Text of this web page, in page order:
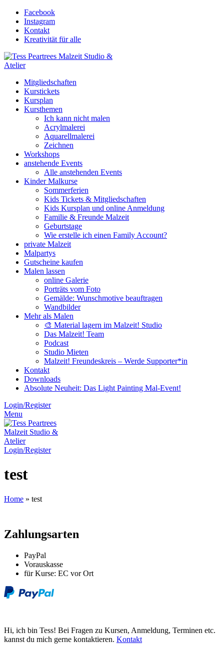
Facebook
Instagram
Kontakt
Kreativität für alle
Mitgliedschaften
Kurstickets
Kursplan
Kursthemen
Ich kann nicht malen
Acrylmalerei
Aquarellmalerei
Zeichnen
Workshops
anstehende Events
Alle anstehenden Events
Kinder Malkurse
Sommerferien
Kids Tickets & Mitgliedschaften
Kids Kursplan und online Anmeldung
Familie & Freunde Malzeit
Geburtstage
Wie erstelle ich einen Family Account?
private Malzeit
Malpartys
Gutscheine kaufen
Malen lassen
online Galerie
Porträts vom Foto
Gemälde: Wunschmotive beauftragen
Wandbilder
Mehr als Malen
🎨 Material lagern im Malzeit! Studio
Das Malzeit! Team
Podcast
Studio Mieten
Malzeit! Freundeskreis – Werde Supporter*in
Kontakt
Downloads
Absolute Neuheit: Das Light Painting Mal-Event!
Login/Register
Menu
Login/Register
test
Home » test
Zahlungsarten
PayPal
Vorauskasse
für Kurse: EC vor Ort
Hi, ich bin Tess! Bei Fragen zu Kursen, Anmeldung, Terminen etc.
kannst du mich gerne kontaktieren. Kontakt